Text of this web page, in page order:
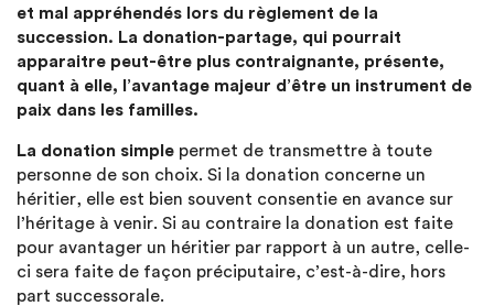
et mal appréhendés lors du règlement de la
succession. La donation-partage, qui pourrait
apparaitre peut-être plus contraignante, présente,
quant à elle, l’avantage majeur d’être un instrument de
paix dans les familles.
La donation simple permet de transmettre à toute
personne de son choix. Si la donation concerne un
héritier, elle est bien souvent consentie en avance sur
l’héritage à venir. Si au contraire la donation est faite
pour avantager un héritier par rapport à un autre, celle-
ci sera faite de façon préciputaire, c’est-à-dire, hors
part successorale.